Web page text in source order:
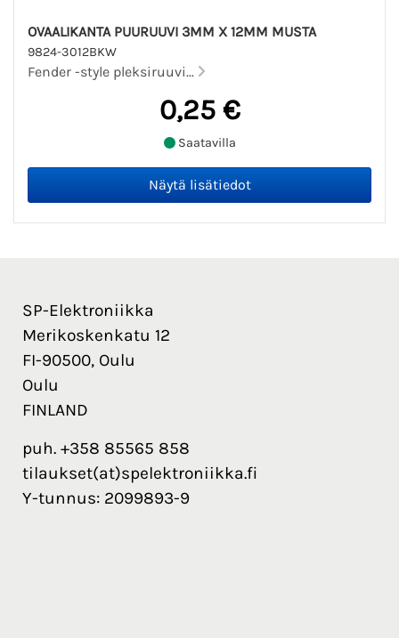
OVAALIKANTA PUURUUVI 3MM X 12MM MUSTA
9824-3012BKW
Fender -style pleksiruuvi...
0,25 €
Saatavilla
SP-Elektroniikka
Merikoskenkatu 12
FI-90500, Oulu
Oulu
FINLAND
puh. +358 85565 858
tilaukset(at)spelektroniikka.fi
Y-tunnus: 2099893-9